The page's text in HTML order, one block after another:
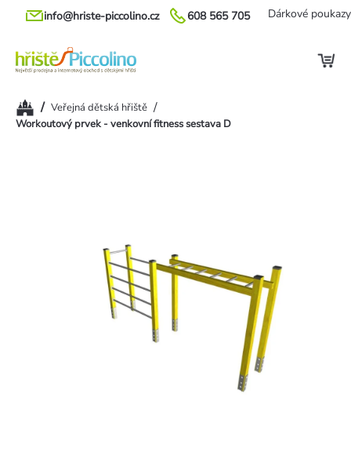
Přejít
608 565 705
info@hriste-piccolino.cz Dárkové poukazy
Domů/ Veřejná dětská hřiště /
Workoutový prvek - venkovní fitness sestava D